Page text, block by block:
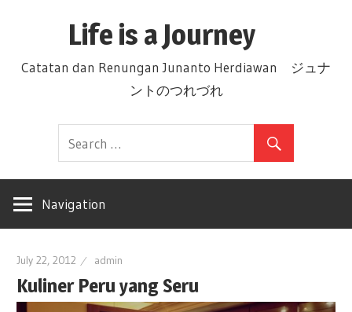
Life is a Journey
Catatan dan Renungan Junanto Herdiawan ジュナ
ントのつれづれ
Navigation
July 22, 2012 admin
Kuliner Peru yang Seru